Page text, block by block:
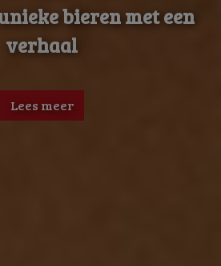
bieren met een
verhaal
Lees meer